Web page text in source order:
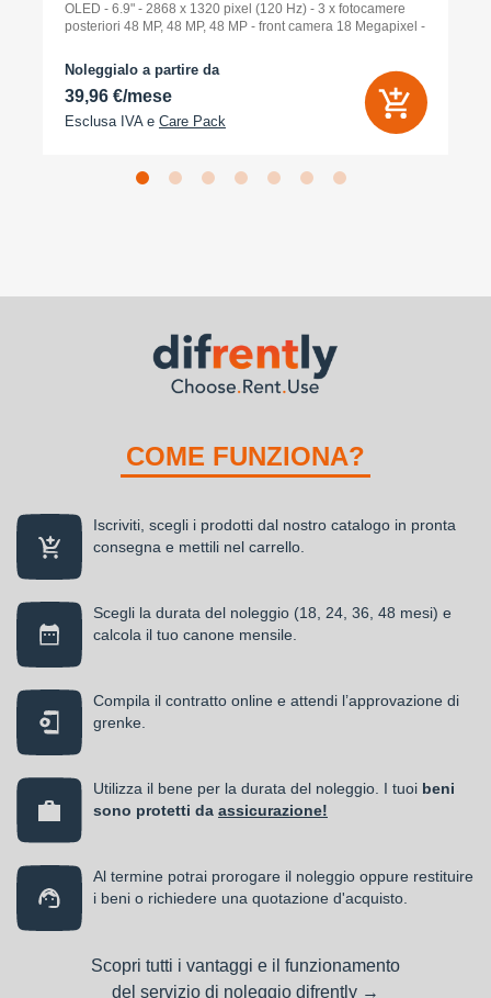
OLED - 6.9" - 2868 x 1320 pixel (120 Hz) - 3 x fotocamere
posteriori 48 MP, 48 MP, 48 MP - front camera 18 Megapixel -
Noleggialo a partire da
39,96 €/mese
Esclusa IVA e Care Pack
COME FUNZIONA?
Iscriviti, scegli i prodotti dal nostro catalogo in pronta
consegna e mettili nel carrello.
Scegli la durata del noleggio (18, 24, 36, 48 mesi) e
calcola il tuo canone mensile.
Compila il contratto online e attendi l’approvazione di
grenke.
Utilizza il bene per la durata del noleggio. I tuoi beni
sono protetti da assicurazione!
Al termine potrai prorogare il noleggio oppure restituire
i beni o richiedere una quotazione d'acquisto.
Scopri tutti i vantaggi e il funzionamento
del servizio di noleggio difrently →